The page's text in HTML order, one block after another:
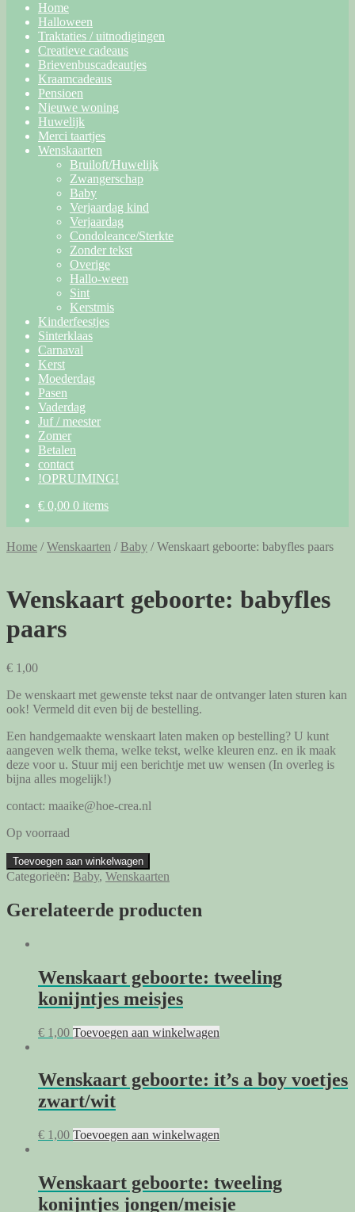
Home
Halloween
Traktaties / uitnodigingen
Creatieve cadeaus
Brievenbuscadeautjes
Kraamcadeaus
Pensioen
Nieuwe woning
Huwelijk
Merci taartjes
Wenskaarten
Bruiloft/Huwelijk
Zwangerschap
Baby
Verjaardag kind
Verjaardag
Condoleance/Sterkte
Zonder tekst
Overige
Hallo-ween
Sint
Kerstmis
Kinderfeestjes
Sinterklaas
Carnaval
Kerst
Moederdag
Pasen
Vaderdag
Juf / meester
Zomer
Betalen
contact
!OPRUIMING!
€ 0,00 0 items
Home /Wenskaarten / Baby /Wenskaart geboorte: babyfles paars
Wenskaart geboorte: babyfles
paars
€ 1,00
De wenskaart met gewenste tekst naar de ontvanger laten sturen kan
ook! Vermeld dit even bij de bestelling.
Een handgemaakte wenskaart laten maken op bestelling? U kunt
aangeven welk thema, welke tekst, welke kleuren enz. en ik maak
deze voor u. Stuur mij een berichtje met uw wensen (In overleg is
bijna alles mogelijk!)
contact: maaike@hoe-crea.nl
Op voorraad
Wenskaart
geboorte:
babyfles
paars
aantal
Toevoegen aan winkelwagen
Categorieën: Baby, Wenskaarten
Gerelateerde producten
Wenskaart geboorte: tweeling
konijntjes meisjes
€ 1,00 Toevoegen aan winkelwagen
Wenskaart geboorte: it’s a boy voetjes
zwart/wit
€ 1,00 Toevoegen aan winkelwagen
Wenskaart geboorte: tweeling
konijntjes jongen/meisje